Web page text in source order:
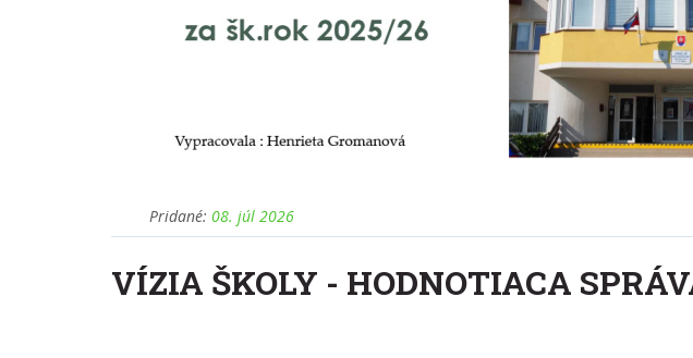
Pridané:
VÍZIA ŠKOLY - HODNOTIACA SPRÁVA